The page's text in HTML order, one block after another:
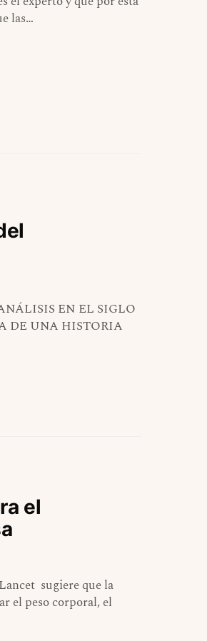
las…
EN EL SIGLO
DE UNA HISTORIA
el
sugiere que la
el peso corporal, el